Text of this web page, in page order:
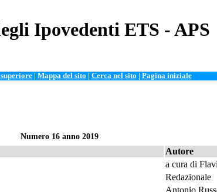
Ipovedenti ETS - APS
| Mappa del sito Cerca nel sito Pagina iniziale
Numero 16 anno 2019
Autore
a cura di
Redazionale